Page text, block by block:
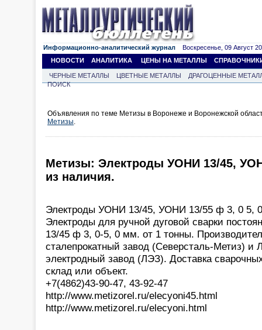
Информационно-аналитический журнал Воскресенье, 09 Август
НОВОСТИ
АНАЛИТИКА ЦЕНЫ НА МЕТАЛЛЫ
ЧЕРНЫЕ МЕТАЛЛЫ ЦВЕТНЫЕ МЕТАЛЛЫ
ДРАГОЦЕННЫЕ
ПОИСК
Объявления по теме Метизы в Воронеже и Воронежской
Метизы.
Метизы: Электроды УОНИ 13/45,
из наличия.
Электроды УОНИ 13/45, УОНИ 13/55 ф 3, 0 5,
Электроды для ручной дуговой сварки
13/45 ф 3, 0-5, 0 мм. от 1 тонны.
сталепрокатный завод (Северсталь-Метиз) и
электродный завод (ЛЭЗ). Доставка
склад или объект.
+7(4862)43-90-47, 43-92-47
http://www.metizorel.ru/elecyoni45.html
http://www.metizorel.ru/elecyoni.html